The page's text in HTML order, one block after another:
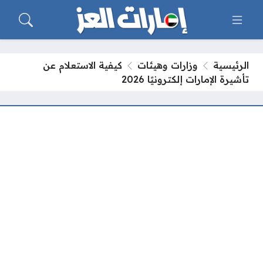
الرئيسية وزارات وهيئات
كيفية الاستعلام عن
تأشيرة الإمارات إلكترونيًا 2026